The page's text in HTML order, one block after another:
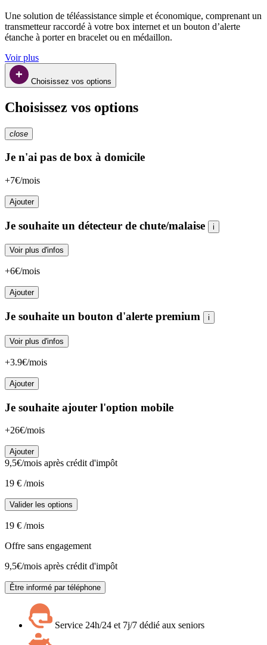
Une solution de téléassistance simple et économique, comprenant un
transmetteur raccordé à votre box internet et un bouton d’alerte
étanche à porter en bracelet ou en médaillon.
Voir plus
Choisissez vos options
Choisissez vos options
close
Je n'ai pas de box à domicile
+7€/mois
Ajouter
Je souhaite un détecteur de chute/malaise i
Voir plus d'infos
+6€/mois
Ajouter
Je souhaite un bouton d'alerte premium i
Voir plus d'infos
+3.9€/mois
Ajouter
Je souhaite ajouter l'option mobile
+26€/mois
Ajouter
9,5€/mois après crédit d'impôt
19 € /mois
Valider les options
19 € /mois
Offre sans engagement
9,5€/mois après crédit d'impôt
Être informé par téléphone
Service 24h/24 et 7j/7 dédié aux seniors